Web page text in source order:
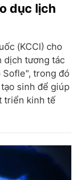
dục lịch
(KCCI) cho
dịch tương tác
Sofle", trong đó
sinh để giúp
triển kinh tế